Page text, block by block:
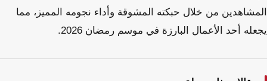
المشاهدين من خلال حبكته المشوقة وأداء نجومه المميز، مما
يجعله أحد الأعمال البارزة في موسم رمضان 2026.